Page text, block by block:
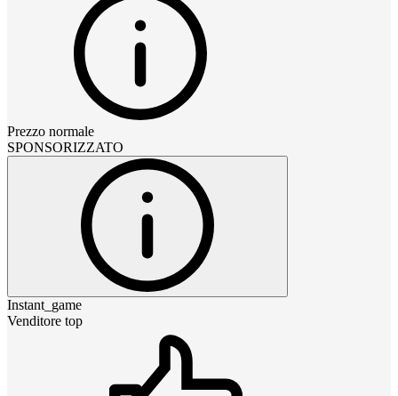
Prezzo normale
SPONSORIZZATO
Instant_game
Venditore top